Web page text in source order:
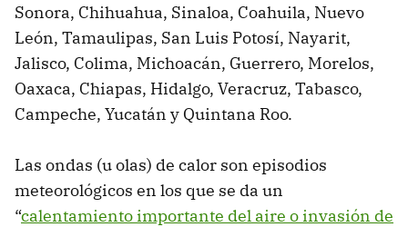
Sonora, Chihuahua, Sinaloa, Coahuila, Nuevo
León, Tamaulipas, San Luis Potosí, Nayarit,
Jalisco, Colima, Michoacán, Guerrero, Morelos,
Oaxaca, Chiapas, Hidalgo, Veracruz, Tabasco,
Campeche, Yucatán y Quintana Roo.
Las ondas (u olas) de calor son episodios
meteorológicos en los que se da un
“calentamiento importante del aire o invasión de